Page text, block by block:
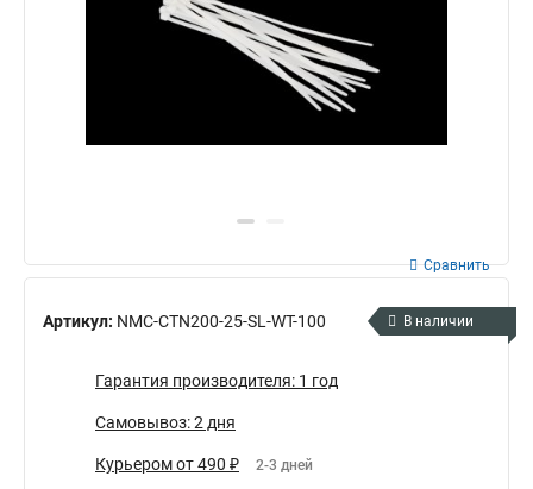
Артикул: NMC-CTN200-25-SL-WT-100
Сравнить
В наличии
Гарантия производителя: 1 год
Самовывоз: 2 дня
Курьером от 490 ₽ 2-3 дней